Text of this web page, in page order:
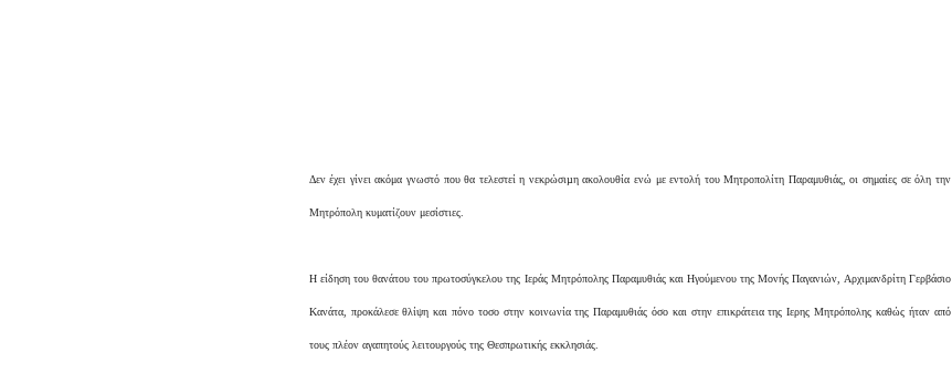
Δεν έχει γίνει ακόμα γνωστό που θα τελεστεί η νεκρώσιµη ακολουθία ενώ με εντολή του Μητροπολίτη Παραμυθιάς, οι σημαίες σε όλη την
Μητρόπολη κυματίζουν μεσίστιες.
Η είδηση του θανάτου του πρωτοσύγκελου της Ιεράς Μητρόπολης Παραμυθιάς και Ηγούμενου της Μονής Παγανιών, Αρχιμανδρίτη Γερβάσιο
Κανάτα, προκάλεσε θλίψη και πόνο τοσο στην κοινωνία της Παραμυθιάς όσο και στην επικράτεια της Ιερης Μητρόπολης καθώς ήταν από
τους πλέον αγαπητούς λειτουργούς της Θεσπρωτικής εκκλησιάς.